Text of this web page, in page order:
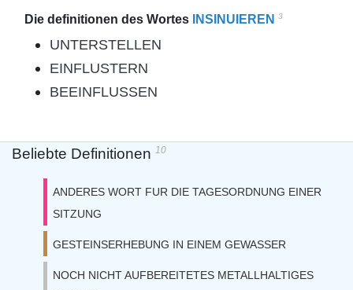
Die definitionen des Wortes INSINUIEREN 3
UNTERSTELLEN
EINFLUSTERN
BEEINFLUSSEN
Beliebte Definitionen 10
ANDERES WORT FUR DIE TAGESORDNUNG EINER
SITZUNG
GESTEINSERHEBUNG IN EINEM GEWASSER
NOCH NICHT AUFBEREITETES METALLHALTIGES